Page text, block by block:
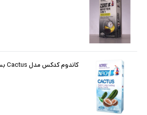
کاندوم کدکس مدل Cactus بسته 12 عددی